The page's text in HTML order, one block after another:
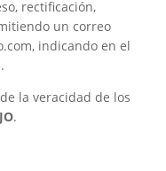
rectificación,
un correo
indicando en el
la veracidad de los
.